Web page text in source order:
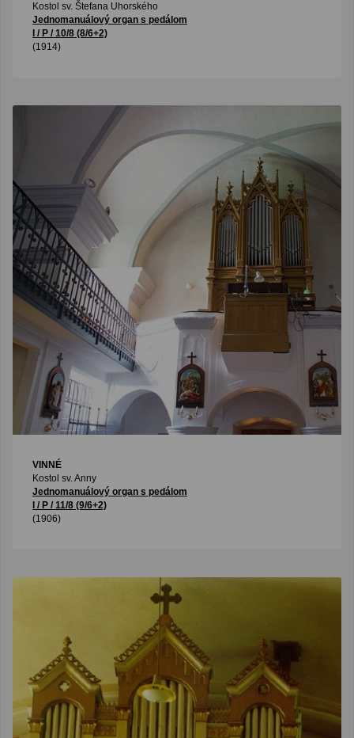
Kostol sv. Štefana Uhorského
Jednomanuálový organ s pedálom
I / P / 10/8 (8/6+2)
(1914)
VINNÉ
Kostol sv. Anny
Jednomanuálový organ s pedálom
I / P / 11/8 (9/6+2)
(1906)